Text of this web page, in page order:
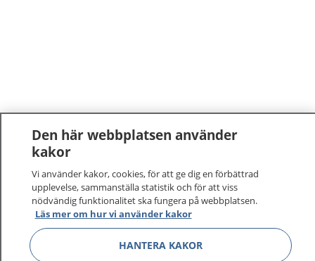
Den här webbplatsen använder
kakor
Vi använder kakor, cookies, för att ge dig en förbättrad
upplevelse, sammanställa statistik och för att viss
nödvändig funktionalitet ska fungera på webbplatsen.
Läs mer om hur vi använder kakor
HANTERA KAKOR